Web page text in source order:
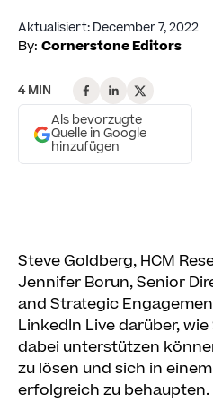
Aktualisiert: December 7, 2022
By: Cornerstone Editors
4 MIN
Als bevorzugte
Quelle in Google
hinzufügen
Steve Goldberg, HCM
Jennifer Borun, Senior
and Strategic
LinkedIn Live darüber,
dabei unterstützen
zu lösen und sich in
erfolgreich zu behaupten.